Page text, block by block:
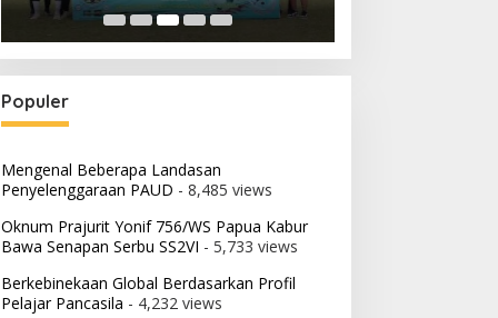
Populer
Mengenal Beberapa Landasan
Penyelenggaraan PAUD - 8,485 views
Oknum Prajurit Yonif 756/WS Papua Kabur
Bawa Senapan Serbu SS2VI - 5,733 views
Berkebinekaan Global Berdasarkan Profil
Pelajar Pancasila - 4,232 views